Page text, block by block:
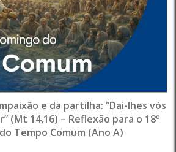
e da partilha: “Dai-lhes vós
(Mt 14,16) – Reflexão para o 18º
Tempo Comum (Ano A)